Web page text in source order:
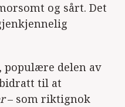
og sårt. Det
populære delen av
til at
– som riktignok